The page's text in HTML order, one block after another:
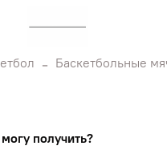
Баскетбольные
получить?